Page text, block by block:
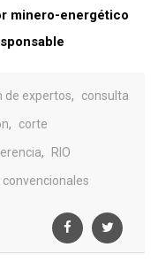
minero-energético
de expertos,
consulta
,
corte
,
RIO